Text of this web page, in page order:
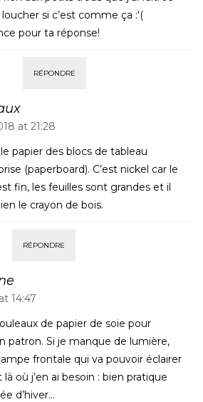
si c’est comme ça :'(
pour ta réponse!
RÉPONDRE
at 21:28
le papier des blocs de tableau
(paperboard). C’est nickel car le
fin, les feuilles sont grandes et il
le crayon de bois.
RÉPONDRE
14:47
de papier de soie pour
patron. Si je manque de lumière,
frontale qui va pouvoir éclairer
où j’en ai besoin : bien pratique
d’hiver…